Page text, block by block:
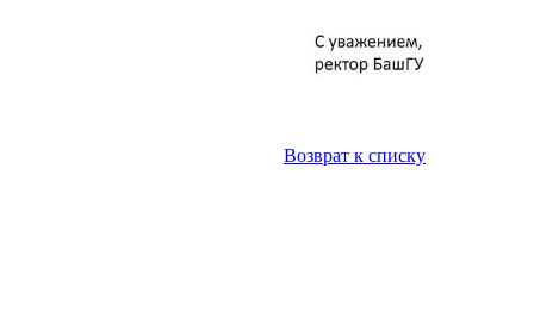
Возврат к списку